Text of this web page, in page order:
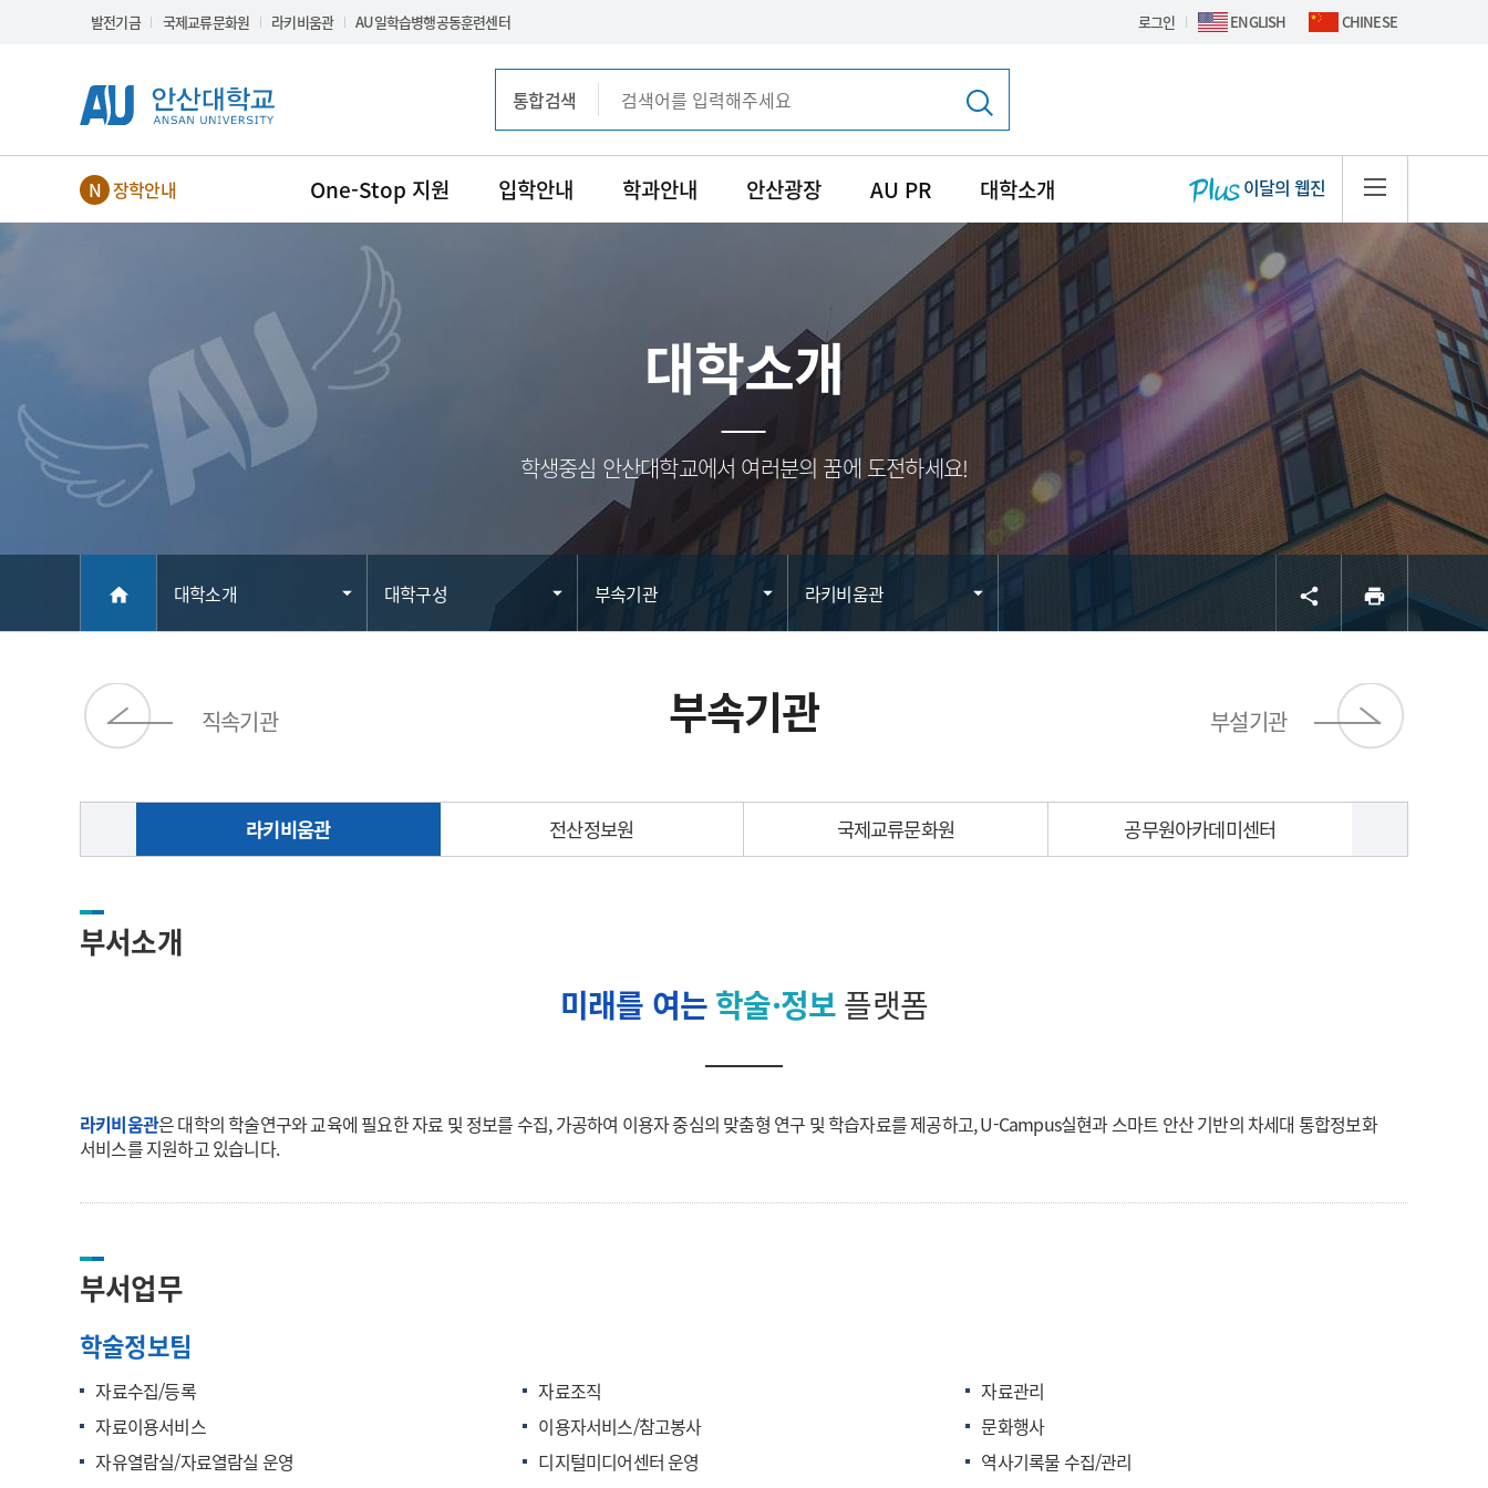
Skip Menu
발전기금 국제교류문화원 라키비움관 AU일학습병행공동훈련센터 로그인 ENGLISH CHINESE
통합검색
통합검색
NEW장학안내 One-Stop 지원 입학안내 학과안내 안산광장 AU PR 대학소개 이달의 웹진 사이트맵
대학소개
학생중심 안산대학교에서 여러분의 꿈에 도전하세요!
서브
home 대학소개 대학구성 부속기관 라키비움관 share print 프린트
직속기관 부속기관 부설기관
라키비움관 전산정보원 국제교류문화원 공무원아카데미센터
부서소개
미래를 여는학술·정보플랫폼
라키비움관은 대학의 학술연구와 교육에 필요한 자료 및 정보를 수집, 가공하여 이용자 중심의 맞춤형 연구 및 학습자료를 제공하고, U-Campus실현과 스마트 안산 기반의 차세대 통합정보화
서비스를 지원하고 있습니다.
부서업무
학술정보팀
자료수집/등록 자료조직
자료관리
자료이용서비스
이용자서비스/참고봉사
문화행사
자유열람실/자료열람실 운영
디지털미디어센터 운영
역사기록물 수집/관리